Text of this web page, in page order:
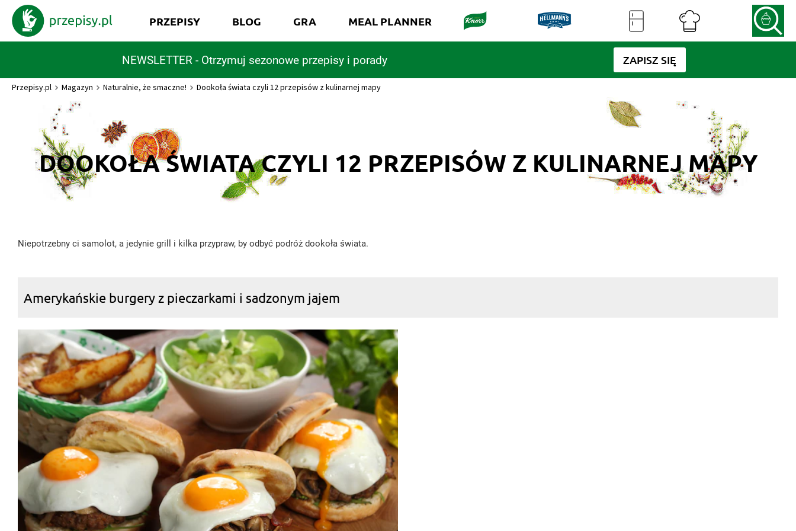
NEWSLETTER - Otrzymuj sezonowe przepisy i porady ZAPISZ SIĘ
PRZEPISY BLOG GRA MEAL PLANNER
Przepisy.pl Magazyn Naturalnie, że smaczne! Dookoła świata czyli 12 przepisów z kulinarnej mapy
DOOKOŁA ŚWIATA CZYLI 12 PRZEPISÓW Z KULINARNEJ MAPY
Niepotrzebny ci samolot, a jedynie grill i kilka przypraw, by odbyć podróż dookoła świata.
Amerykańskie burgery z pieczarkami i sadzonym jajem